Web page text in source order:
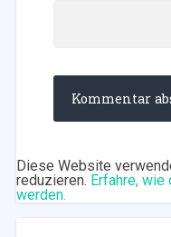
Diese Website
reduzieren. Erfahre,
werden.